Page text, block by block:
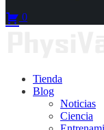
0
Tienda
Blog
Noticias
Ciencia